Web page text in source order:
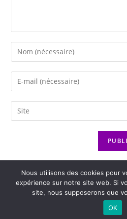
2026 - Variance FM - Mentions légales
-
Nous utilisons des cookies pour
expérience sur notre site web. Si
site, nous supposerons que
OK